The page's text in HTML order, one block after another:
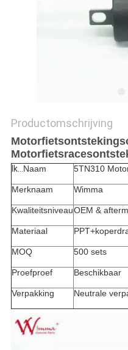
Productomschrijving
Ik...Naam 5TN310
Merknaam Wimma
KwaliteitsniveauOEM &
Materiaal
MOQ 500 sets
Proefproef Beschikbaar
Verpakking Neutrale